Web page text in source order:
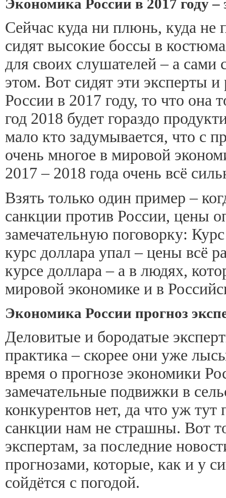
Экономика России в 2017 году –
Сейчас куда ни плюнь, куда не
сидят высокие боссы в
для своих слушателей – а сами
этом. Вот сидят эти эксперты
России в 2017 году, то что она
год 2018 будет гораздо
мало кто задумывается, что с
очень многое в мировой
2017 – 2018 года очень всё
Взять только один пример –
санкции против России, цены
замечательную поговорку:
курс доллара упал – цены всё
курсе доллара – а в людях,
мировой экономике и в
Экономика России прогноз
Деловитые и бородатые
практика – скорее они уже
время о прогнозе экономики
замечательные подвижки в
конкурентов нет, да что уж
санкции нам не страшны. Вот
экспертам, за последние
прогнозами, которые, как и у
сойдётся с погодой.